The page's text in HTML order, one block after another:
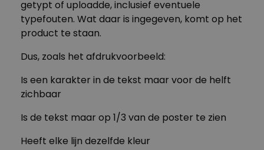
Nog geen antwoord op je vraag gevonden?!?
Neem dan contact op met onze fabelachtige
klantenservice.We gaan je helpen!
Nog geen antwoord op je vraag gevonden?!?
Neem dan contact op met onze fabelachtige
klantenservice.We gaan je helpen!
getypt of uploadde, inclusief eventuele
typefouten. Wat daar is ingegeven, komt op het
product te staan.
Dus, zoals het afdrukvoorbeeld:
Is een karakter in de tekst maar voor de helft
zichbaar
Is de tekst maar op 1/3 van de poster te zien
Heeft elke lijn dezelfde kleur